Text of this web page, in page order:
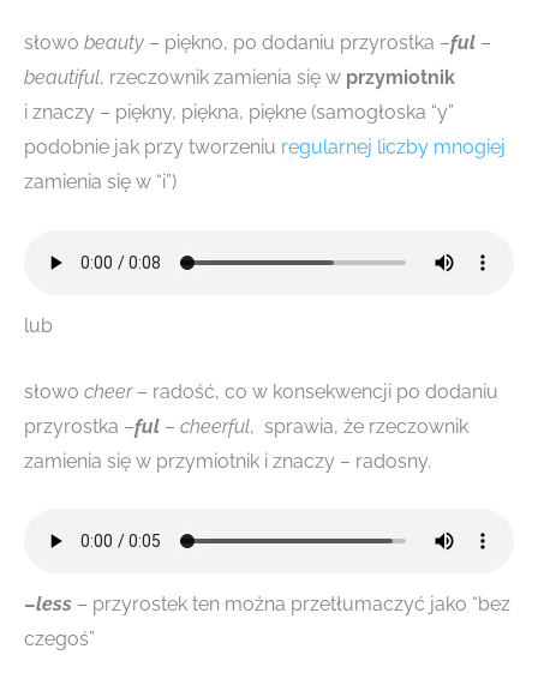
słowo beauty – piękno, po dodaniu przyrostka –ful –
beautiful, rzeczownik zamienia się w przymiotnik
i znaczy – piękny, piękna, piękne (samogłoska “y”
podobnie jak przy tworzeniu regularnej liczby mnogiej
zamienia się w “i”)
lub
słowo cheer– radość, co w konsekwencji po dodaniu
przyrostka –ful – cheerful, sprawia, że rzeczownik
zamienia się w przymiotnik i znaczy – radosny.
–less – przyrostek ten można przetłumaczyć jako “bez
czegoś”